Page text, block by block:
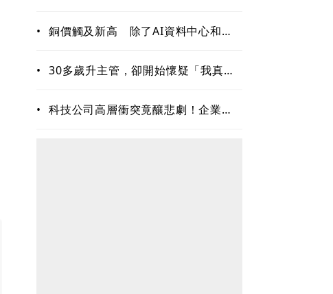
賺錢的關鍵能力
• 銅價觸及新高 除了AI資料中心和電
• 30多歲升主管，卻開始懷疑「我真的
• 科技公司高層衝突竟釀悲劇！企業內